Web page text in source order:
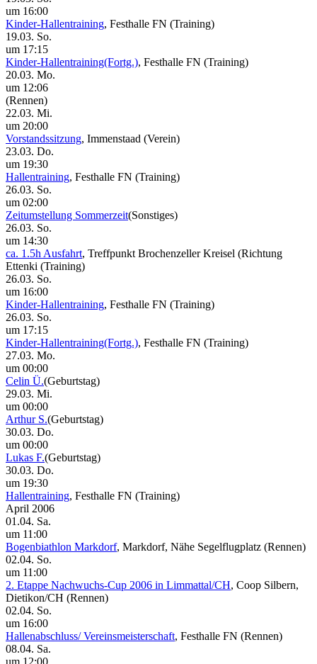
um 16:00
Kinder-Hallentraining, Festhalle FN (Training)
19.03. So.
um 17:15
Kinder-Hallentraining(Fortg.), Festhalle FN (Training)
20.03. Mo.
um 12:06
(Rennen)
22.03. Mi.
um 20:00
Vorstandssitzung, Immenstaad (Verein)
23.03. Do.
um 19:30
Hallentraining, Festhalle FN (Training)
26.03. So.
um 02:00
Zeitumstellung Sommerzeit(Sonstiges)
26.03. So.
um 14:30
ca. 1.5h Ausfahrt, Treffpunkt Brochenzeller Kreisel (Richtung
Ettenki (Training)
26.03. So.
um 16:00
Kinder-Hallentraining, Festhalle FN (Training)
26.03. So.
um 17:15
Kinder-Hallentraining(Fortg.), Festhalle FN (Training)
27.03. Mo.
um 00:00
Celin Ü.(Geburtstag)
29.03. Mi.
um 00:00
Arthur S.(Geburtstag)
30.03. Do.
um 00:00
Lukas F.(Geburtstag)
30.03. Do.
um 19:30
Hallentraining, Festhalle FN (Training)
April 2006
01.04. Sa.
um 11:00
Bogenbiathlon Markdorf, Markdorf, Nähe Segelflugplatz (Rennen)
02.04. So.
um 11:00
2. Etappe Nachwuchs-Cup 2006 in Limmattal/CH, Coop Silbern,
Dietikon/CH (Rennen)
02.04. So.
um 16:00
Hallenabschluss/ Vereinsmeisterschaft, Festhalle FN (Rennen)
08.04. Sa.
um 12:00